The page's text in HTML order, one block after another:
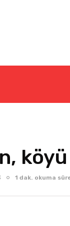
1 dak. okuma